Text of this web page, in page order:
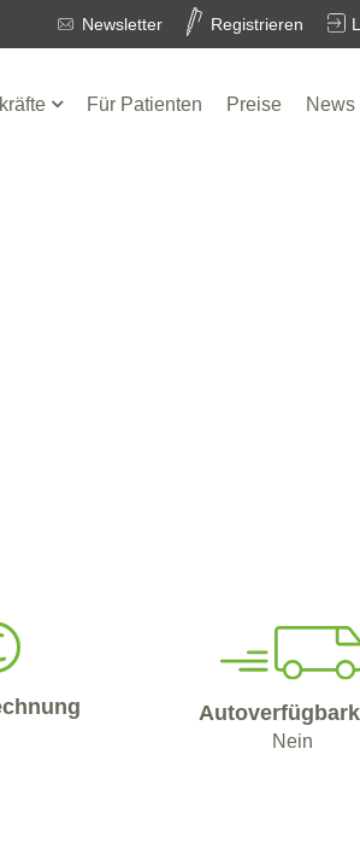
Registrieren
Newsletter
Für Patienten Preise News
Nein